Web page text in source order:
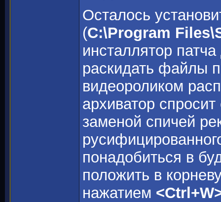
Осталось
(C:\Program
инсталлятор
раскидать файлы
видеороликом
архиватор
заменой спичей
понадобиться в
положить в
нажатием